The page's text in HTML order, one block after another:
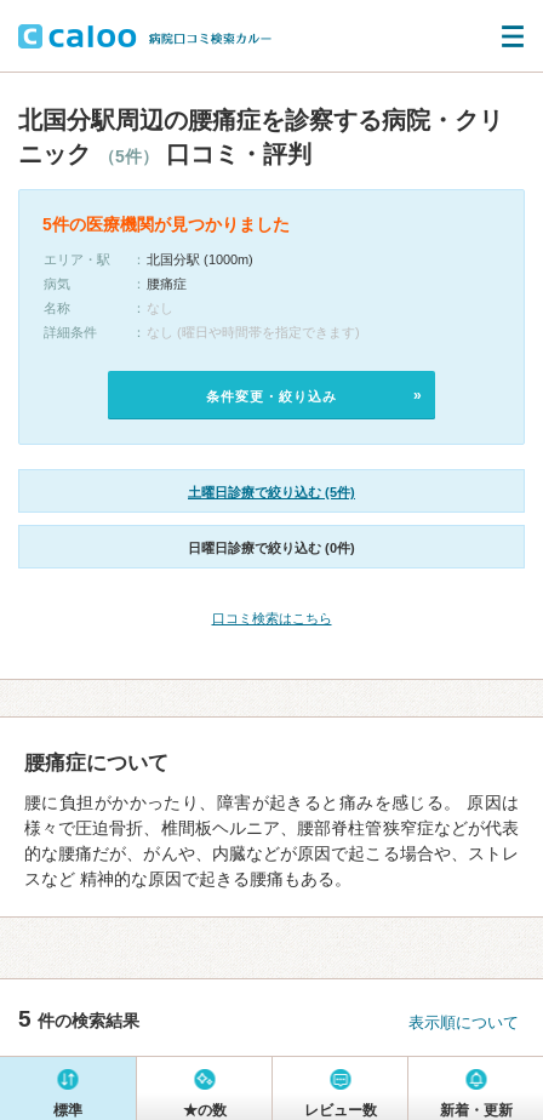
北国分駅周辺の腰痛症を診察する病院・クリ
ニック
（5件） 口コミ・評判
5件の医療機関が見つかりました
エリア・駅
北国分駅 (1000m)
病気
腰痛症
名称
なし
詳細条件
なし (曜日や時間帯を指定できます)
条件変更・絞り込み
土曜日診療で絞り込む (5件)
日曜日診療で絞り込む (0件)
口コミ検索はこちら
腰痛症について
腰に負担がかかったり、障害が起きると痛みを感じる。 原因は
様々で圧迫骨折、椎間板ヘルニア、腰部脊柱管狭窄症などが代表
的な腰痛だが、がんや、内臓などが原因で起こる場合や、ストレ
スなど 精神的な原因で起きる腰痛もある。
5 件の検索結果 表示順について
標準 ★の数 レビュー数 新着・更新